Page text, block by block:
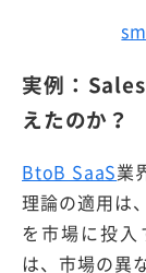
実例：
えたのか？
BtoB SaaS業
理論の適用は
を市場に投
は、市場の異